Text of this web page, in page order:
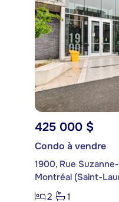
425 000 $
Condo à vendre
1900, Rue
Montréal (Saint-
2
1